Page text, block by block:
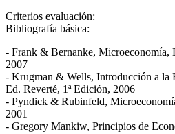
Criterios evaluación:
Bibliografía básica:
- Frank & Bernanke,
2007
- Krugman & Wells, Introducción a la
Ed. Reverté, 1ª Edición, 2006
- Pyndick & Rubinfeld,
2001
- Gregory Mankiw, Principios de